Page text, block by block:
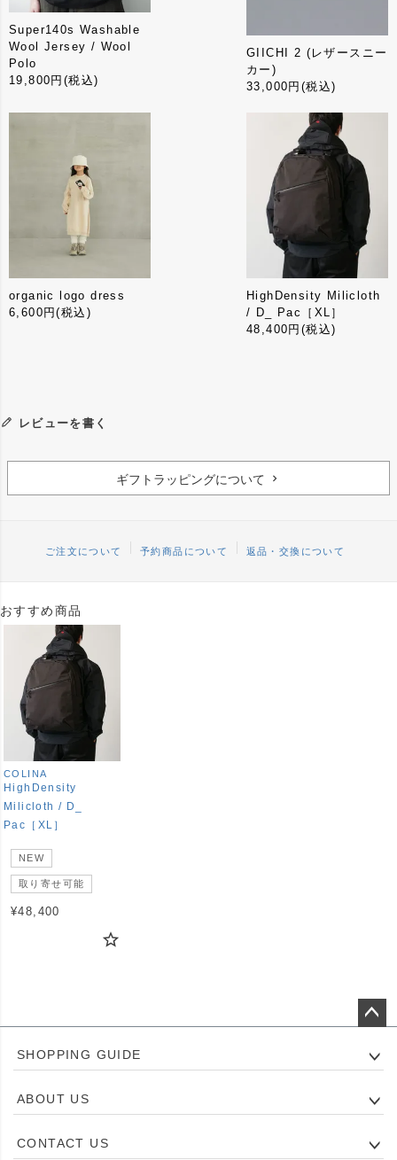
Super140s Washable
Wool Jersey / Wool
Polo
19,800円 (税込)
GIICHI 2 (レザースニー
カー)
33,000円 (税込)
organic logo dress
6,600円(税込)
HighDensity Milicloth
/ D_ Pac［XL］
48,400円 (税込)
レビューを書く
ギフトラッピングについて
ご注文について 予約商品について 返品・交換について
おすすめ商品
COLINA
HighDensity
Milicloth / D_
Pac［XL］
NEW
取り寄せ可能
¥48,400
ジト
へ
SHOPPING GUIDE
ABOUT US
CONTACT US